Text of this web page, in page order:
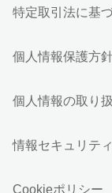
特定取引法に基
個人情報保護方
個人情報の取り
情報セキュリテ
Cookieポリシー